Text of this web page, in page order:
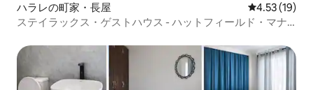
ハラレの町家・長屋 レビュー19
4.53 (19)
ステイラックス・ゲストハウス - ハットフィールド・マナ